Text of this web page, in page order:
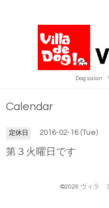
Dog salon
Calendar
定休日 2016-02-16 (Tue)
第３火曜日です
©2026 ヴィラ